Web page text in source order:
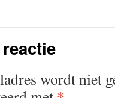
wordt niet